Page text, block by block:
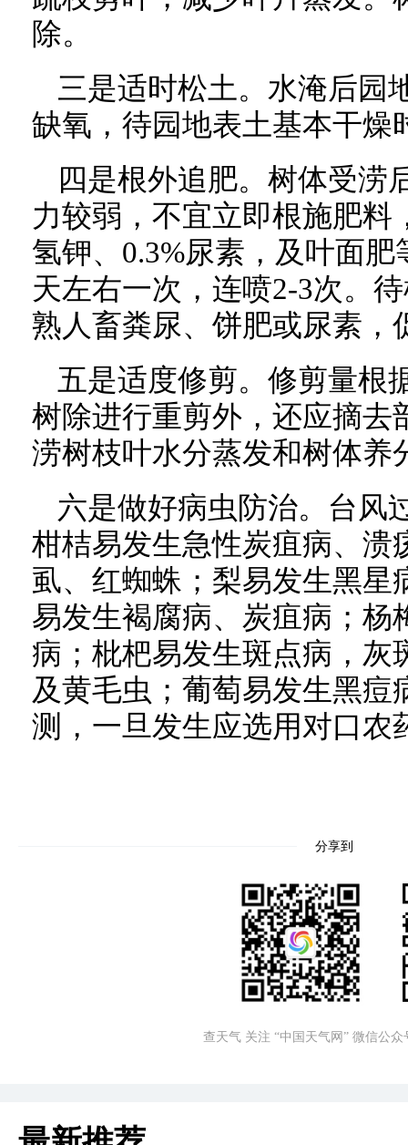
除。
三是适时松土。水淹后园
缺氧，待园地表土基本干燥
四是根外追肥。树体受涝
力较弱，不宜立即根施肥料
氢钾、0.3%尿素，及叶面
天左右一次，连喷2-3次。
熟人畜粪尿、饼肥或尿素，
五是适度修剪。修剪量根
树除进行重剪外，还应摘去
涝树枝叶水分蒸发和树体养
六是做好病虫防治。台风
柑桔易发生急性炭疽病、溃
虱、红蜘蛛；梨易发生黑星
易发生褐腐病、炭疽病；杨
病；枇杷易发生斑点病，灰
及黄毛虫；葡萄易发生黑痘
测，一旦发生应选用对口农
分享到
查天气 关注 “中国天气网” 微信公众